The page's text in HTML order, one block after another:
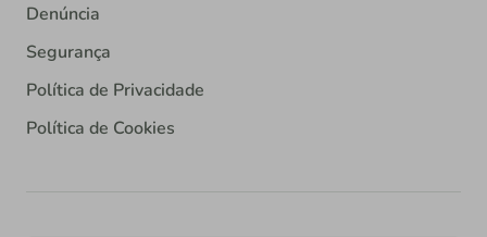
Denúncia
Segurança
Política de Privacidade
Política de Cookies